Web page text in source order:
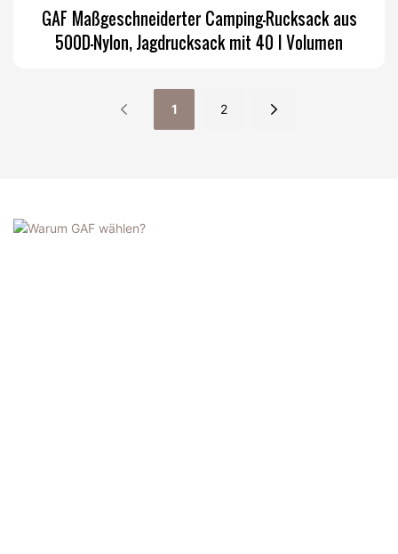
GAF Maßgeschneiderter Camping-Rucksack aus
500D-Nylon, Jagdrucksack mit 40 l Volumen
1 2